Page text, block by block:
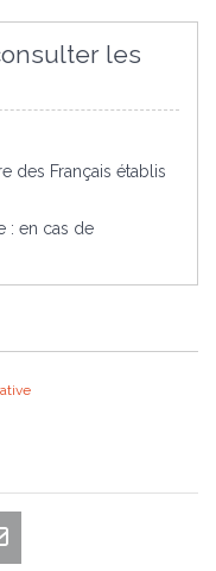
les
des Français établis
: en cas de